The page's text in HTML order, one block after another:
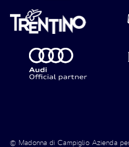
© Madonna di Campiglio Azienda